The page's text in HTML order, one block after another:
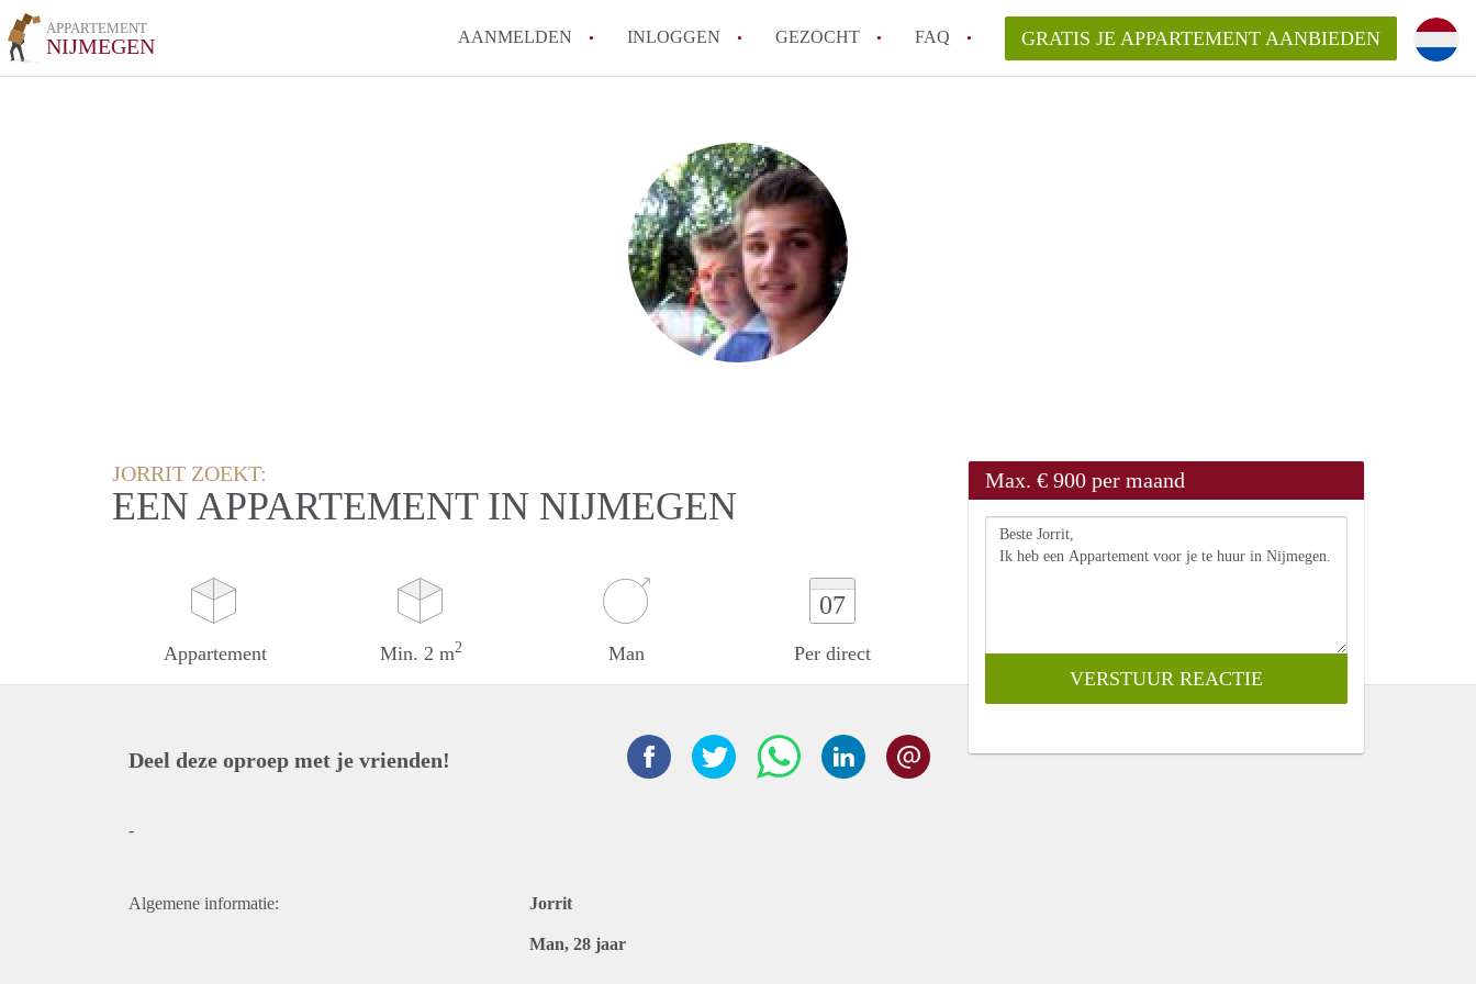
APPARTEMENT
NIJMEGEN AANMELDEN INLOGGEN GEZOCHT FAQ
Wat is AppartementNijmegen?
Hoeveel kost het om te reageren op een Appartement in Nijmegen?
Wat is de privacyverklaring van AppartementNijmegen?
Berekent AppartementNijmegen
makelaarsvergoeding/bemiddelingsvergoeding?
Is AppartementNijmegen verantwoordelijk voor het aangeboden
Appartement / Appartementen in Nijmegen?
Alle veelgestelde vragen
GRATIS JE APPARTEMENT AANBIEDEN
JORRIT ZOEKT:
EEN APPARTEMENT IN NIJMEGEN
Appartement Min. 2 m2 Man
07
Per direct
Max. € 900 per maand
Deel deze oproep met je vrienden!
-
Algemene informatie: Jorrit
Man, 28 jaar